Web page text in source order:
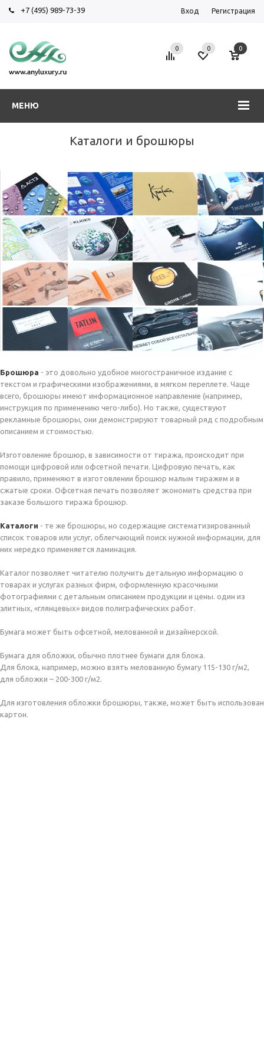
+7 (495) 989-73-39 Вход Регистрация
МЕНЮ
0 0 0
Каталоги и брошюры
Брошюра - это довольно удобное многостраничное издание с
текстом и графическими изображениями, в мягком переплете. Чаще
всего, брошюры имеют информационное направление (например,
инструкция по применению чего-либо). Но также, существуют
рекламные брошюры, они демонстрируют товарный ряд с подробным
описанием и стоимостью.
Изготовление брошюр, в зависимости от тиража, происходит при
помощи цифровой или офсетной печати. Цифровую печать, как
правило, применяют в изготовлении брошюр малым тиражем и в
сжатые сроки. Офсетная печать позволяет экономить средства при
заказе большого тиража брошюр.
Каталоги - те же брошюры, но содержащие систематизированный
список товаров или услуг, облегчающий поиск нужной информации, для
них нередко применяется ламинация.
Каталог позволяет читателю получить детальную информацию о
товарах и услугах разных фирм, оформленную красочными
фотографиями с детальным описанием продукции и цены. один из
элитных, «глянцевых» видов полиграфических работ.
Бумага может быть офсетной, мелованной и дизайнерской.
Бумага для обложки, обычно плотнее бумаги для блока.
Для блока, например, можно взять мелованную бумагу 115-130 г/м2,
для обложки – 200-300 г/м2.
Для изготовления обложки брошюры, также, может быть использован
картон.